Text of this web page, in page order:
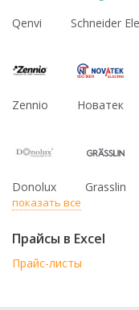
Qenvi Schneider
Zennio Новатек
Donolux Grasslin
показать все
Прайсы в Excel
Прайс-листы